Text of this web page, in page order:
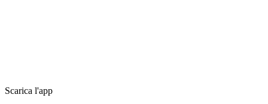
Scarica l'app